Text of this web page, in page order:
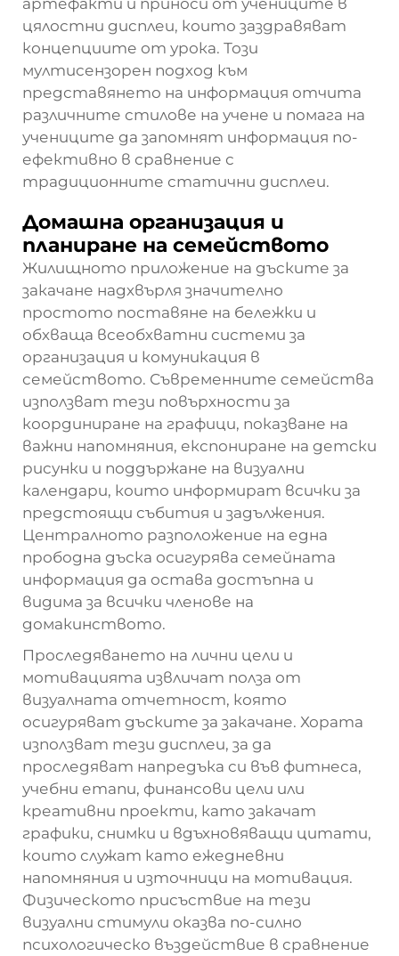
цялостни дисплеи, които заздравяват
концепциите от урока. Този
мултисензорен подход към
представянето на информация отчита
различните стилове на учене и помага на
учениците да запомнят информация по-
ефективно в сравнение с
традиционните статични дисплеи.
Домашна организация и
планиране на семейството
Жилищното приложение на дъските за
закачане надхвърля значително
простото поставяне на бележки и
обхваща всеобхватни системи за
организация и комуникация в
семейството. Съвременните семейства
използват тези повърхности за
координиране на графици, показване на
важни напомняния, експониране на детски
рисунки и поддържане на визуални
календари, които информират всички за
предстоящи събития и задължения.
Централното разположение на една
прободна дъска осигурява семейната
информация да остава достъпна и
видима за всички членове на
домакинството.
Проследяването на лични цели и
мотивацията извличат полза от
визуалната отчетност, която
осигуряват дъските за закачане. Хората
използват тези дисплеи, за да
проследяват напредъка си във фитнеса,
учебни етапи, финансови цели или
креативни проекти, като закачат
графики, снимки и вдъхновяващи цитати,
които служат като ежедневни
напомняния и източници на мотивация.
Физическото присъствие на тези
визуални стимули оказва по-силно
психологическо въздействие в сравнение